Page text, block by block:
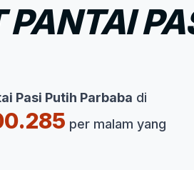
Pasi Putih Parbaba di
per malam yang